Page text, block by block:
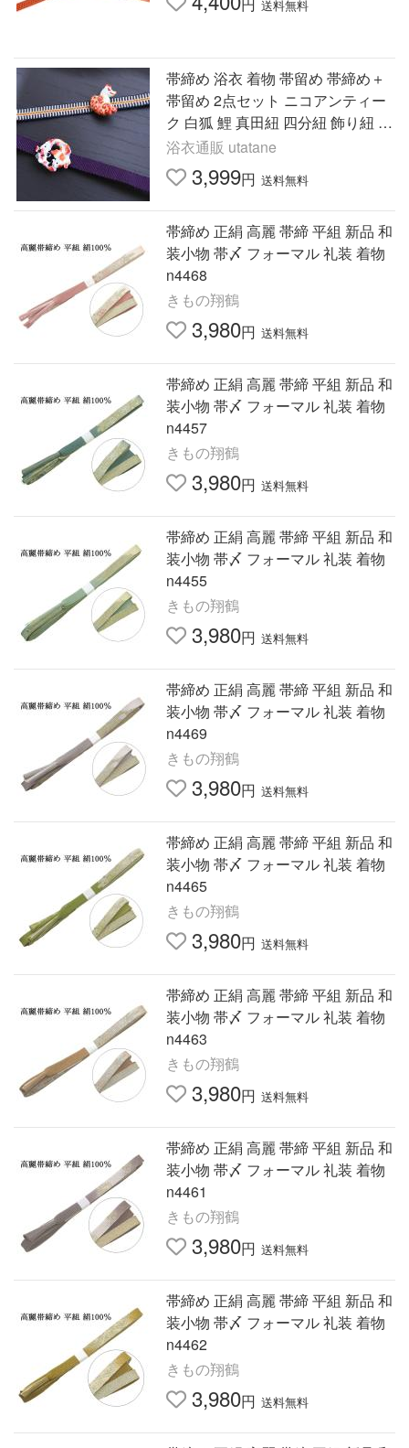
送料無料
帯締め 浴衣 着物 帯留め 帯締め＋
帯留め 2点セット ニコアンティー
ク 白狐 鯉 真田紐 四分紐 飾り紐 帯
締り レトロ ハロウィン ●
浴衣通販 utatane
3,999円 送料無料
帯締め 正絹 高麗 帯締 平組 新品 和
装小物 帯〆 フォーマル 礼装 着物
n4468
きもの翔鶴
3,980円 送料無料
帯締め 正絹 高麗 帯締 平組 新品 和
装小物 帯〆 フォーマル 礼装 着物
n4457
きもの翔鶴
3,980円 送料無料
帯締め 正絹 高麗 帯締 平組 新品 和
装小物 帯〆 フォーマル 礼装 着物
n4455
きもの翔鶴
3,980円 送料無料
帯締め 正絹 高麗 帯締 平組 新品 和
装小物 帯〆 フォーマル 礼装 着物
n4469
きもの翔鶴
3,980円 送料無料
帯締め 正絹 高麗 帯締 平組 新品 和
装小物 帯〆 フォーマル 礼装 着物
n4465
きもの翔鶴
3,980円 送料無料
帯締め 正絹 高麗 帯締 平組 新品 和
装小物 帯〆 フォーマル 礼装 着物
n4463
きもの翔鶴
3,980円 送料無料
帯締め 正絹 高麗 帯締 平組 新品 和
装小物 帯〆 フォーマル 礼装 着物
n4461
きもの翔鶴
3,980円 送料無料
帯締め 正絹 高麗 帯締 平組 新品 和
装小物 帯〆 フォーマル 礼装 着物
n4462
きもの翔鶴
3,980円 送料無料